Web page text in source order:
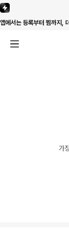
앱에서는 등록부터 찜까지,
가